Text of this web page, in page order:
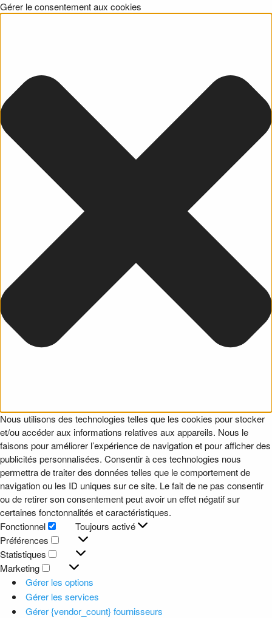
Gérer le consentement aux cookies
Nous utilisons des technologies telles que les cookies pour stocker
et/ou accéder aux informations relatives aux appareils. Nous le
faisons pour améliorer l’expérience de navigation et pour afficher des
publicités personnalisées. Consentir à ces technologies nous
permettra de traiter des données telles que le comportement de
navigation ou les ID uniques sur ce site. Le fait de ne pas consentir
ou de retirer son consentement peut avoir un effet négatif sur
certaines fonctonnalités et caractéristiques.
Fonctionnel
Fonctionnel
Toujours activé
Préférences
Préférences
Statistiques
Statistiques
Marketing
Marketing
Gérer les options
Gérer les services
Gérer {vendor_count} fournisseurs